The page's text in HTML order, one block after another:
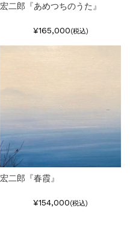
宏二郎『あめつちのうた』
¥165,000(税込)
宏二郎『春霞』
¥154,000(税込)